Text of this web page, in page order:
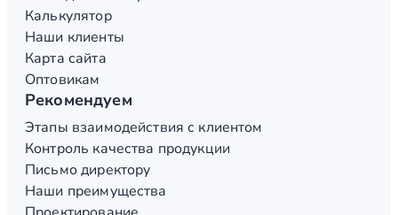
Калькулятор
Наши клиенты
Карта сайта
Оптовикам
Рекомендуем
Этапы взаимодействия с клиентом
Контроль качества продукции
Письмо директору
Наши преимущества